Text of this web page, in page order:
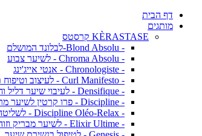
דף הבית
מותגים
KÈRASTASE קרסטס
- Blond Absolu-לבלונד המושלם
- Chroma Absolu - לשיער צבוע
- Chronologiste - אנטי אייג'ינג
- Curl Manifesto - לעיצוב וטיפוח תלתלים
- Densifique - לעיבוי שיער דליל וחלש
- Discipline - פרו קרטין לשיער מרדני
- Discipline Oléo-Relax - לשליטה בשיער נפוח
- Elixir Ultime - לשיער מבריק וזוהר